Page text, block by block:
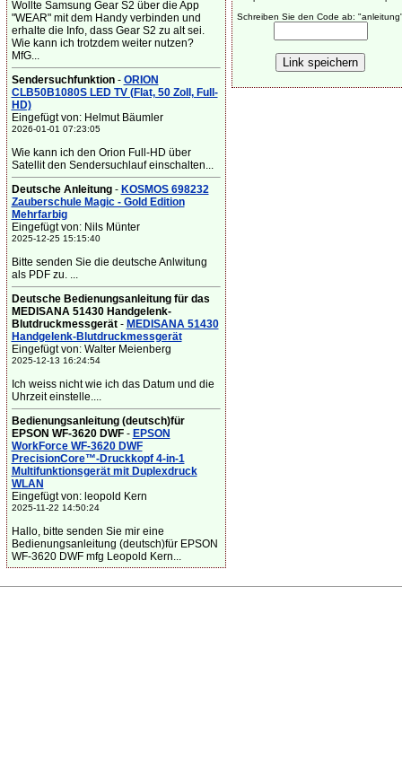
Wollte Samsung Gear S2 über die App
"WEAR" mit dem Handy verbinden und
erhalte die Info, dass Gear S2 zu alt sei.
Wie kann ich trotzdem weiter nutzen?
MfG...
Sendersuchfunktion- ORION
CLB50B1080S LED TV (Flat, 50 Zoll, Full-
HD)
Eingefügt von: Helmut Bäumler
2026-01-01 07:23:05
Wie kann ich den Orion Full-HD über
Satellit den Sendersuchlauf einschalten...
Deutsche Anleitung- KOSMOS 698232
Zauberschule Magic - Gold Edition
Mehrfarbig
Eingefügt von: Nils Münter
2025-12-25 15:15:40
Bitte senden Sie die deutsche Anlwitung
als PDF zu. ...
Deutsche Bedienungsanleitung für das
MEDISANA 51430 Handgelenk-
Blutdruckmessgerät- MEDISANA 51430
Handgelenk-Blutdruckmessgerät
Eingefügt von: Walter Meienberg
2025-12-13 16:24:54
Ich weiss nicht wie ich das Datum und die
Uhrzeit einstelle....
Bedienungsanleitung (deutsch)für
EPSON WF-3620 DWF- EPSON
WorkForce WF-3620 DWF
PrecisionCore™-Druckkopf 4-in-1
Multifunktionsgerät mit Duplexdruck
WLAN
Eingefügt von: leopold Kern
2025-11-22 14:50:24
Hallo, bitte senden Sie mir eine
Bedienungsanleitung (deutsch)für EPSON
WF-3620 DWF mfg Leopold Kern...
Schreiben Sie den Code ab: